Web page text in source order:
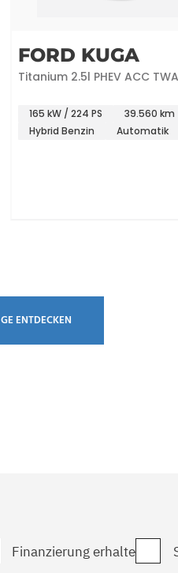
FORD KUGA
Titanium 2.5l PHEV ACC
165 kW / 224 PS 39.560 km
Hybrid Benzin
Automatik
ENTDECKEN
Finanzierung erhalten